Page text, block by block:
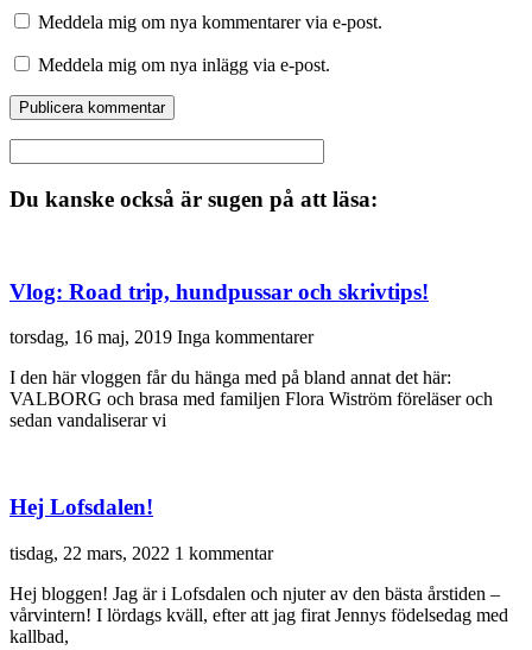
Meddela mig om nya kommentarer via e-post.
Meddela mig om nya inlägg via e-post.
Du kanske också är sugen på att läsa:
Vlog: Road trip, hundpussar och skrivtips!
torsdag, 16 maj, 2019 Inga kommentarer
I den här vloggen får du hänga med på bland annat det här:
VALBORG och brasa med familjen Flora Wiström föreläser och
sedan vandaliserar vi
Hej Lofsdalen!
tisdag, 22 mars, 2022 1 kommentar
Hej bloggen! Jag är i Lofsdalen och njuter av den bästa årstiden –
vårvintern! I lördags kväll, efter att jag firat Jennys födelsedag med
kallbad,